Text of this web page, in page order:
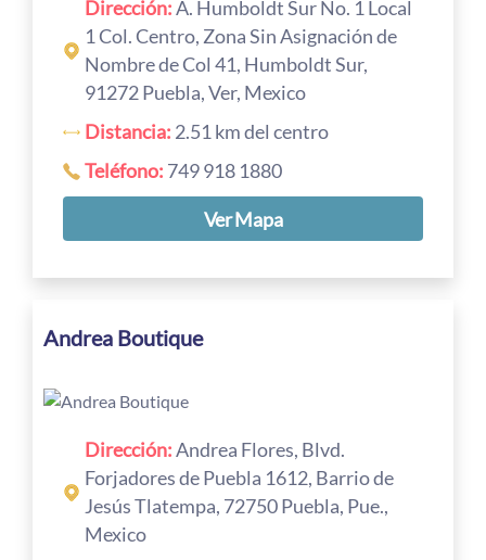
Dirección:A. Humboldt Sur No. 1 Local
1 Col. Centro, Zona Sin Asignación de
Nombre de Col 41, Humboldt Sur,
91272 Puebla, Ver, Mexico
Distancia: 2.51 km del centro
Teléfono: 749 918 1880
Ver Mapa
Andrea Boutique
Dirección:Andrea Flores, Blvd.
Forjadores de Puebla 1612, Barrio de
Jesús Tlatempa, 72750 Puebla, Pue.,
Mexico